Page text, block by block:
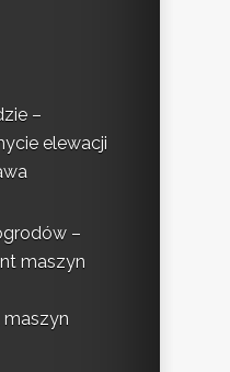
–
elewacji
–
maszyn